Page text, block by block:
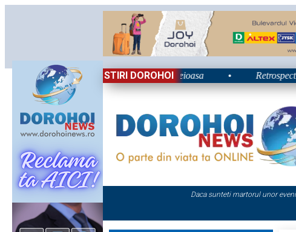
STIRI DOROHOI
Energie și nostalgie în Poiana Teioasa • Retrospectiva
Daca sunteti martorul unor